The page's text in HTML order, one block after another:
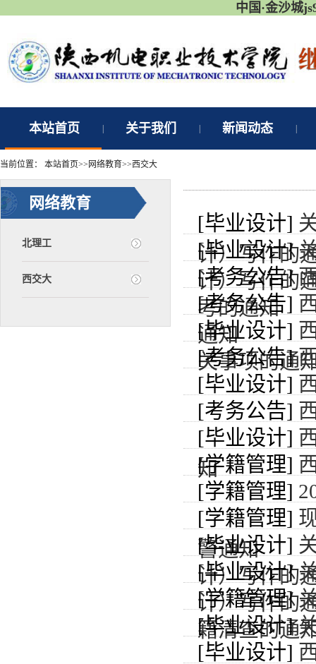
中国·金沙城
本站首页 关于我们 新闻动态
当前位置： 本站首页>> 网络教育>>西交大
网络教育
北理工
西交大
[毕业设计]
计）写作的
[毕业设计]
计）写作的
[考务公告]
考的通知
[考务公告]
通知
[毕业设计]
关事项的通
[考务公告]
[毕业设计]
[考务公告]
[毕业设计]
知
[学籍管理]
[学籍管理]
[学籍管理]
警通知
[毕业设计]
计）写作的
[毕业设计]
计）写作的
[学籍管理]
籍清查的通
[毕业设计]
[毕业设计]